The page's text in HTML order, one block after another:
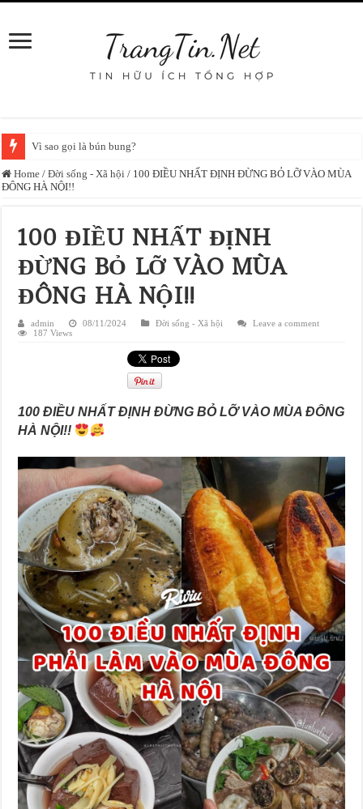
Vì sao gọi là bún bung?
Home / Đời sống - Xã hội / 100 ĐIỀU NHẤT ĐỊNH ĐỪNG BỎ LỠ VÀO MÙA
ĐÔNG HÀ NỘI!!
100 ĐIỀU NHẤT ĐỊNH
ĐỪNG BỎ LỠ VÀO MÙA
ĐÔNG HÀ NỘI!!
admin 08/11/2024 Đời sống - Xã hội
Leave a comment
187 Views
100 ĐIỀU NHẤT ĐỊNH ĐỪNG BỎ LỠ VÀO MÙA ĐÔNG
HÀ NỘI!!